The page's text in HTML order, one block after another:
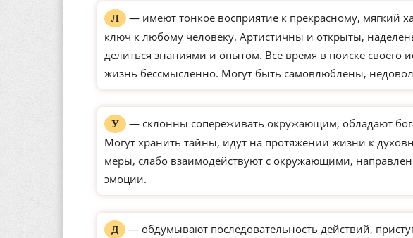
Л
— имеют тонкое восприятие к прекрасному, мягкий
ключ к любому человеку. Артистичны и открыты,
делиться знаниями и опытом. Все время в поиске своего
жизнь бессмысленно. Могут быть самовлюблены,
У
— склонны сопереживать окружающим, обладают
Могут хранить тайны, идут на протяжении жизни к
меры, слабо взаимодействуют с окружающими,
эмоции.
Д
— обдумывают последовательность действий,